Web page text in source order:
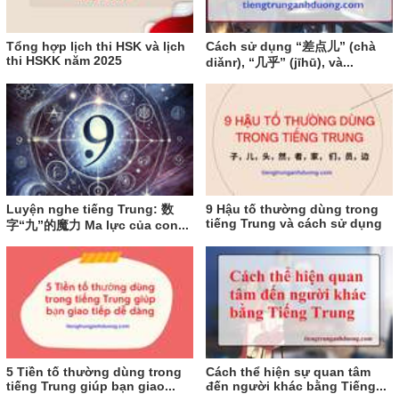
Tổng hợp lịch thi HSK và lịch
thi HSKK năm 2025
Cách sử dụng “差点儿” (chà
diǎnr), “几乎” (jīhū), và...
Luyện nghe tiếng Trung: 数
字“九”的魔力 Ma lực của con...
9 Hậu tố thường dùng trong
tiếng Trung và cách sử dụng
5 Tiền tố thường dùng trong
tiếng Trung giúp bạn giao...
Cách thể hiện sự quan tâm
đến người khác bằng Tiếng...